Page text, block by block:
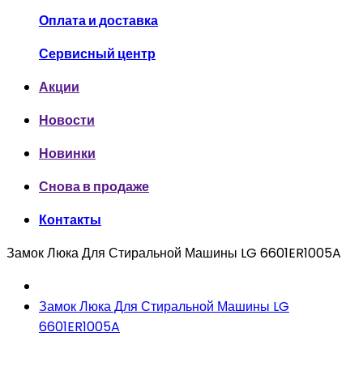
Оплата и доставка
Сервисный центр
Акции
Новости
Новинки
Снова в продаже
Контакты
Замок Люка Для Стиральной Машины LG 6601ER1005A
Замок Люка Для Стиральной Машины LG
6601ER1005A